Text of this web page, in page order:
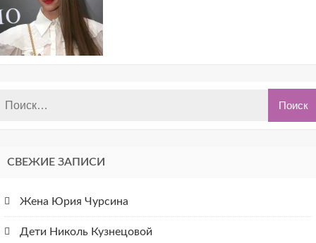
СВЕЖИЕ ЗАПИСИ
Жена Юрия Чурсина
Дети Николь Кузнецовой